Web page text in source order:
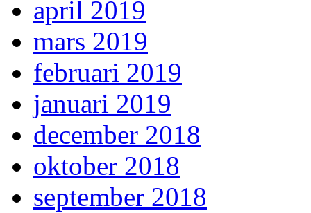
april 2019
mars 2019
februari 2019
januari 2019
december 2018
oktober 2018
september 2018